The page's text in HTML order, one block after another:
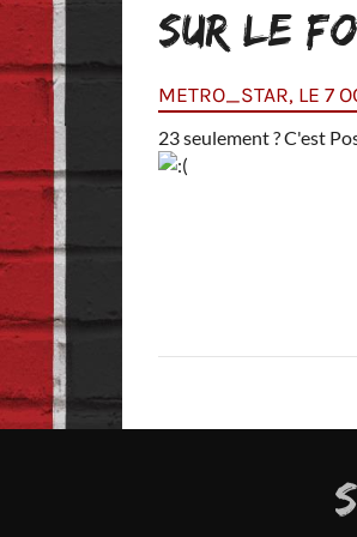
SUR LE
METRO_STAR, LE 7
23 seulement ? C'est